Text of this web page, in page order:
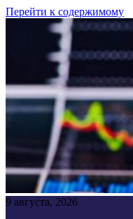
Перейти к содержимому
9 августа, 2026